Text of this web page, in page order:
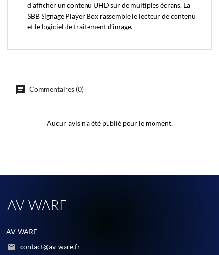
d’afficher un contenu UHD sur de multiples écrans. La
SBB Signage Player Box rassemble le lecteur de contenu
et le logiciel de traitement d’image.
Commentaires (0)
Aucun avis n'a été publié pour le moment.
AV-WARE
AV-WARE
contact@av-ware.fr